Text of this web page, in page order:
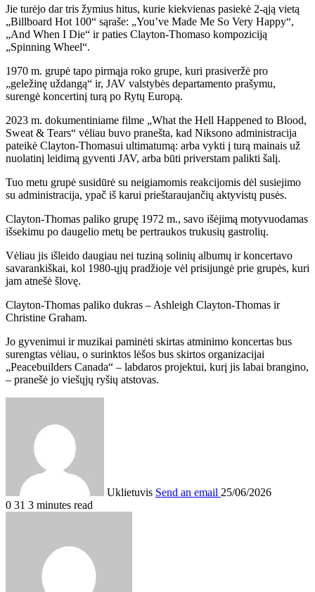
Jie turėjo dar tris žymius hitus, kurie kiekvienas pasiekė 2-ąją vietą
„Billboard Hot 100“ sąraše: „You’ve Made Me So Very Happy“,
„And When I Die“ ir paties Clayton-Thomaso kompoziciją
„Spinning Wheel“.
1970 m. grupė tapo pirmąja roko grupe, kuri prasiveržė pro
„geležinę uždangą“ ir, JAV valstybės departamento prašymu,
surengė koncertinį turą po Rytų Europą.
2023 m. dokumentiniame filme „What the Hell Happened to Blood,
Sweat & Tears“ vėliau buvo pranešta, kad Niksono administracija
pateikė Clayton-Thomasui ultimatumą: arba vykti į turą mainais už
nuolatinį leidimą gyventi JAV, arba būti priverstam palikti šalį.
Tuo metu grupė susidūrė su neigiamomis reakcijomis dėl susiejimo
su administracija, ypač iš karui prieštaraujančių aktyvistų pusės.
Clayton-Thomas paliko grupę 1972 m., savo išėjimą motyvuodamas
išsekimu po daugelio metų be pertraukos trukusių gastrolių.
Vėliau jis išleido daugiau nei tuziną solinių albumų ir koncertavo
savarankiškai, kol 1980-ųjų pradžioje vėl prisijungė prie grupės, kuri
jam atnešė šlovę.
Clayton-Thomas paliko dukras – Ashleigh Clayton-Thomas ir
Christine Graham.
Jo gyvenimui ir muzikai paminėti skirtas atminimo koncertas bus
surengtas vėliau, o surinktos lėšos bus skirtos organizacijai
„Peacebuilders Canada“ – labdaros projektui, kurį jis labai brangino,
– pranešė jo viešųjų ryšių atstovas.
Uklietuvis Send an email 25/06/2026
0 31 3 minutes read